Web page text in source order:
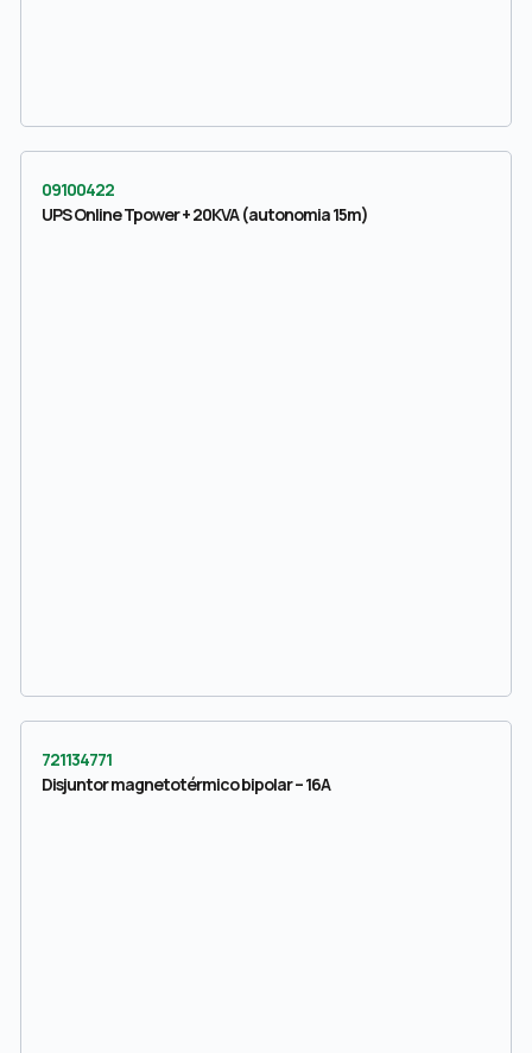
09100422
UPS Online Tpower + 20KVA (autonomia 15m)
721134771
Disjuntor magnetotérmico bipolar – 16A